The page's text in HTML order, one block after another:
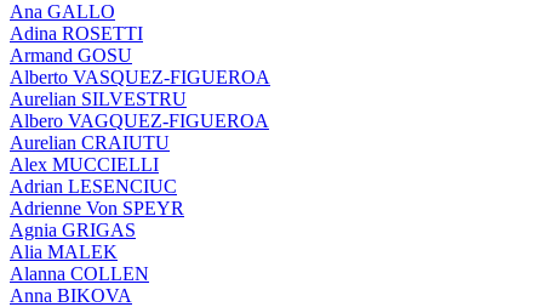
Ana GALLO
Adina ROSETTI
Armand GOSU
Alberto VASQUEZ-FIGUEROA
Aurelian SILVESTRU
Albero VAGQUEZ-FIGUEROA
Aurelian CRAIUTU
Alex MUCCIELLI
Adrian LESENCIUC
Adrienne Von SPEYR
Agnia GRIGAS
Alia MALEK
Alanna COLLEN
Anna BIKOVA